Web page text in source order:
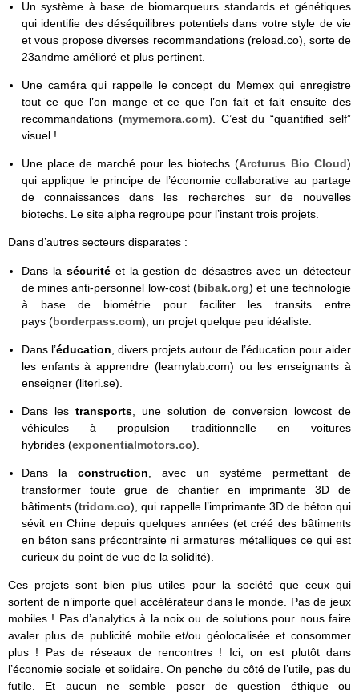
Un système à base de biomarqueurs standards et génétiques
qui identifie des déséquilibres potentiels dans votre style de vie
et vous propose diverses recommandations (reload.co), sorte de
23andme amélioré et plus pertinent.
Une caméra qui rappelle le concept du Memex qui enregistre
tout ce que l’on mange et ce que l’on fait et fait ensuite des
recommandations (mymemora.com). C’est du “quantified self”
visuel !
Une place de marché pour les biotechs (Arcturus Bio Cloud)
qui applique le principe de l’économie collaborative au partage
de connaissances dans les recherches sur de nouvelles
biotechs. Le site alpha regroupe pour l’instant trois projets.
Dans d’autres secteurs disparates :
Dans la sécuritéet la gestion de désastres avec un détecteur
de mines anti-personnel low-cost (bibak.org) et une technologie
à base de biométrie pour faciliter les transits entre
pays (borderpass.com), un projet quelque peu idéaliste.
Dans l’éducation , divers projets autour de l’éducation pour aider
les enfants à apprendre (learnylab.com) ou les enseignants à
enseigner (literi.se).
Dans les transports, une solution de conversion lowcost de
véhicules à propulsion traditionnelle en voitures
hybrides (exponentialmotors.co).
Dans la construction , avec un système permettant de
transformer toute grue de chantier en imprimante 3D de
bâtiments (tridom.co), qui rappelle l’imprimante 3D de béton qui
sévit en Chine depuis quelques années (et créé des bâtiments
en béton sans précontrainte ni armatures métalliques ce qui est
curieux du point de vue de la solidité).
Ces projets sont bien plus utiles pour la société que ceux qui
sortent de n’importe quel accélérateur dans le monde. Pas de jeux
mobiles ! Pas d’analytics à la noix ou de solutions pour nous faire
avaler plus de publicité mobile et/ou géolocalisée et consommer
plus ! Pas de réseaux de rencontres ! Ici, on est plutôt dans
l’économie sociale et solidaire. On penche du côté de l’utile, pas du
futile. Et aucun ne semble poser de question éthique ou